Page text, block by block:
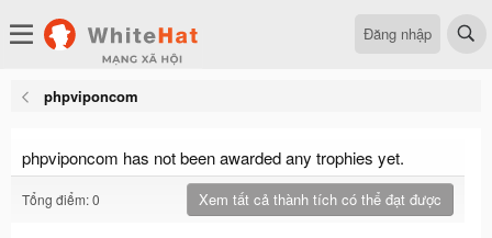
Đăng nhập
phpviponcom
phpviponcom has not been awarded any trophies yet.
Tổng điểm: 0 Xem tất cả thành tích có thể đạt được